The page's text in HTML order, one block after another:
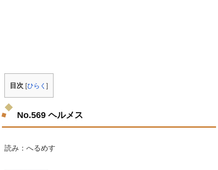
目次 [ひらく]
No.569 ヘルメス
読み：へるめす